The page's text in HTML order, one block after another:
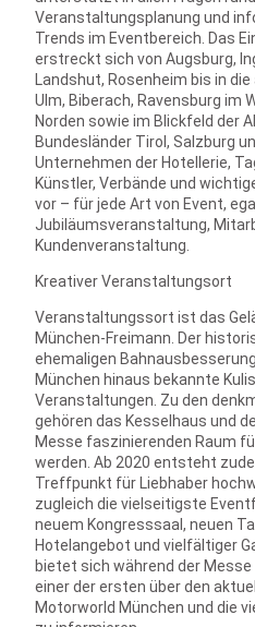
Veranstaltungsplanung und
Trends im Eventbereich. Das
erstreckt sich von Augsburg,
Landshut, Rosenheim bis in
Ulm, Biberach, Ravensburg im
Norden sowie im Blickfeld der
Bundesländer Tirol, Salzburg
Unternehmen der Hotellerie,
Künstler, Verbände und
vor – für jede Art von Event,
Jubiläumsveranstaltung,
Kundenveranstaltung.
Kreativer Veranstaltungsort
Veranstaltungssort ist das
München-Freimann. Der
ehemaligen
München hinaus bekannte
Veranstaltungen. Zu den
gehören das Kesselhaus und
Messe faszinierenden Raum
werden. Ab 2020 entsteht
Treffpunkt für Liebhaber
zugleich die vielseitigste
neuem Kongresssaal, neuen
Hotelangebot und vielfältiger
bietet sich während der Messe
einer der ersten über den
Motorworld München und die